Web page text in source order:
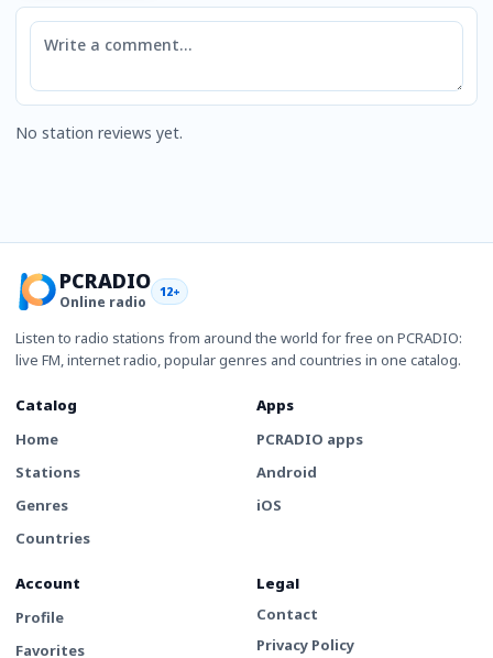
Comment
No station reviews yet.
PCRADIO
Online radio
12+
Listen to radio stations from around the world for free on PCRADIO:
live FM, internet radio, popular genres and countries in one catalog.
Catalog
Home
Stations
Genres
Countries
Apps
PCRADIO apps
Android
iOS
Account
Profile
Favorites
Legal
Contact
Privacy Policy